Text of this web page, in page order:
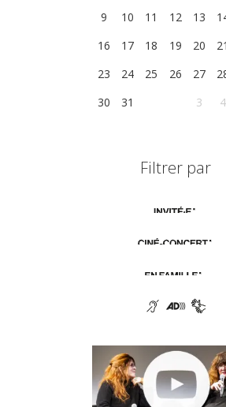
9
10 11 12 13
16
17 18 19 20 21
23
24 25 26 27
30
31 3 4
Filtrer par